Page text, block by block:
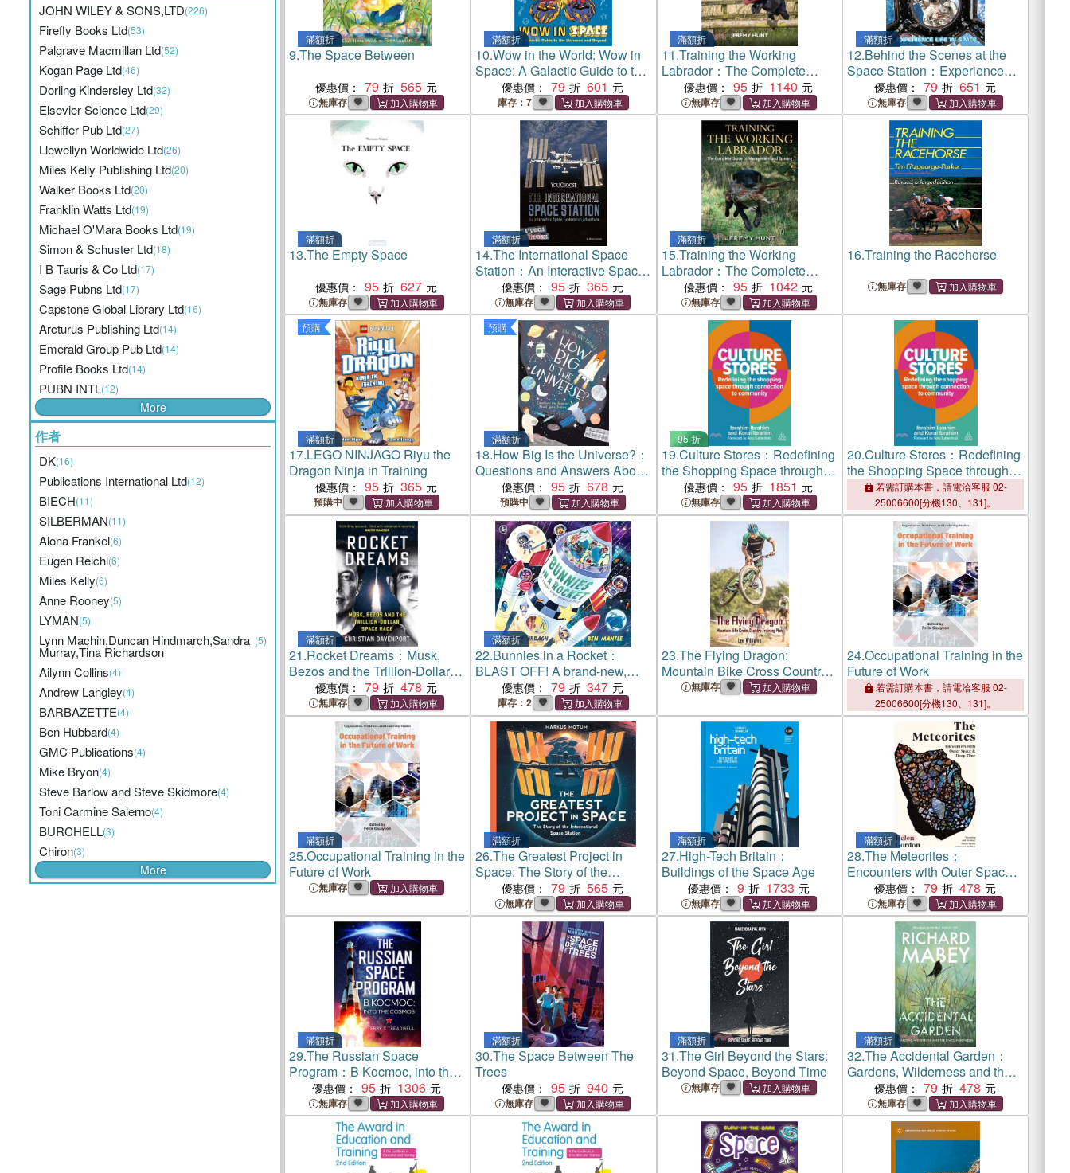
JOHN WILEY & SONS,LTD(226)
Firefly Books Ltd(53)
Palgrave Macmillan Ltd(52)
Kogan Page Ltd(46)
Dorling Kindersley Ltd(32)
Elsevier Science Ltd(29)
Schiffer Pub Ltd(27)
Llewellyn Worldwide Ltd(26)
Miles Kelly Publishing Ltd(20)
Walker Books Ltd(20)
Franklin Watts Ltd(19)
Michael O'Mara Books Ltd(19)
Simon & Schuster Ltd(18)
I B Tauris & Co Ltd(17)
Sage Pubns Ltd(17)
Capstone Global Library Ltd(16)
Arcturus Publishing Ltd(14)
Emerald Group Pub Ltd(14)
Profile Books Ltd(14)
PUBN INTL(12)
More
作者
DK(16)
Publications International Ltd(12)
BIECH(11)
SILBERMAN(11)
Alona Frankel(6)
Eugen Reichl(6)
Miles Kelly(6)
Anne Rooney(5)
LYMAN(5)
Lynn Machin,Duncan Hindmarch,Sandra
Murray,Tina Richardson
(5)
Ailynn Collins(4)
Andrew Langley(4)
BARBAZETTE(4)
Ben Hubbard(4)
GMC Publications(4)
Mike Bryon(4)
Steve Barlow and Steve Skidmore(4)
Toni Carmine Salerno(4)
BURCHELL(3)
Chiron(3)
More
滿額折
9.The Space Between
優惠價： 79 565
無庫存
滿額折
10.Wow in the World: Wow in
Space: A Galactic Guide to the
Universe and Beyond
優惠價： 79 601
庫存：7
滿額折
11.Training the Working
Labrador：The Complete
Guide to Management and
Training
優惠價： 95 1140
無庫存
滿額折
12.Behind the Scenes at the
Space Station：Experience
Life in Space
優惠價： 79 651
無庫存
滿額折
13.The Empty Space
優惠價： 95 627
無庫存
滿額折
14.The International Space
Station：An Interactive Space
Exploration Adventure
優惠價： 95 365
無庫存
滿額折
15.Training the Working
Labrador：The Complete
Guide to Management &
Training
優惠價： 95 1042
無庫存
16.Training the Racehorse
無庫存
預購
滿額折
17.LEGO NINJAGO Riyu the
Dragon Ninja in Training
優惠價： 95 365
預購中
預購
滿額折
18.How Big Is the Universe?：
Questions and Answers About
Space Science
優惠價： 95 678
預購中
95 折
19.Culture Stores：Redefining
the Shopping Space through
Connection to Community
優惠價： 95 1851
無庫存
20.Culture Stores：Redefining
the Shopping Space through
Connection to Community
若需訂購本書，請電洽客服 02-
25006600[分機130、131]。
滿額折
21.Rocket Dreams：Musk,
Bezos and the Trillion-Dollar
Space Race
優惠價： 79 478
無庫存
滿額折
22.Bunnies in a Rocket：
BLAST OFF! A brand-new,
laugh-out-loud space
adventure in the Sunny Town
Bunnies series!
優惠價： 79 347
庫存：2
23.The Flying Dragon:
Mountain Bike Cross Country
Training Plan
無庫存
24.Occupational Training in the
Future of Work
若需訂購本書，請電洽客服 02-
25006600[分機130、131]。
滿額折
25.Occupational Training in the
Future of Work
無庫存
滿額折
26.The Greatest Project in
Space: The Story of the
International Space Station
優惠價： 79 565
無庫存
滿額折
27.High-Tech Britain：
Buildings of the Space Age
優惠價： 9 1733
無庫存
滿額折
28.The Meteorites：
Encounters with Outer Space
and Deep Time
優惠價： 79 478
無庫存
滿額折
29.The Russian Space
Program：B Kocmoc, into the
Cosmos
優惠價： 95 1306
無庫存
滿額折
30.The Space Between The
Trees
優惠價： 95 940
無庫存
滿額折
31.The Girl Beyond the Stars:
Beyond Space, Beyond Time
無庫存
滿額折
32.The Accidental Garden：
Gardens, Wilderness and the
Space In Between
優惠價： 79 478
無庫存